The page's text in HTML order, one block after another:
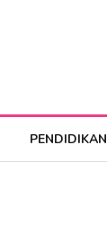
PENDIDIKAN